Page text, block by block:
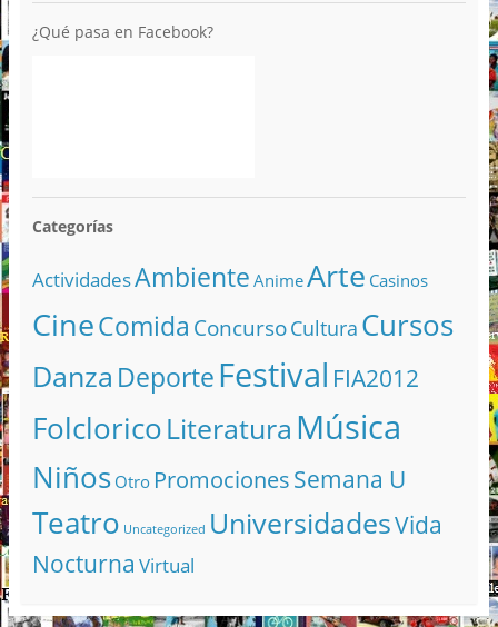
¿Qué pasa en Facebook?
Categorías
ActividadesAmbiente AnimeArte Casinos
CineComida ConcursoCultura Cursos
Danza DeporteFestival FIA2012
FolcloricoLiteratura Música
Niños Otro PromocionesSemana U
Teatro Uncategorized UniversidadesVida
Nocturna Virtual